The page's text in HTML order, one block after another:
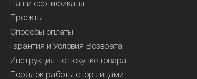
Наши сертификаты
Проекты
Способы оплаты
Гарантия и Условия Возврата
Инструкция по покупке товара
Порядок работы с юр.лицами